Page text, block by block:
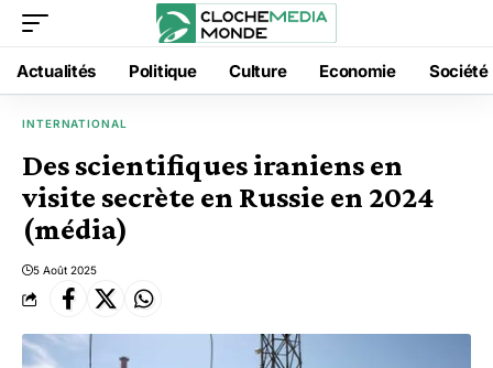
Actualités Politique Culture Economie Société
INTERNATIONAL
Des scientifiques iraniens en
visite secrète en Russie en 2024
(média)
5 Août 2025